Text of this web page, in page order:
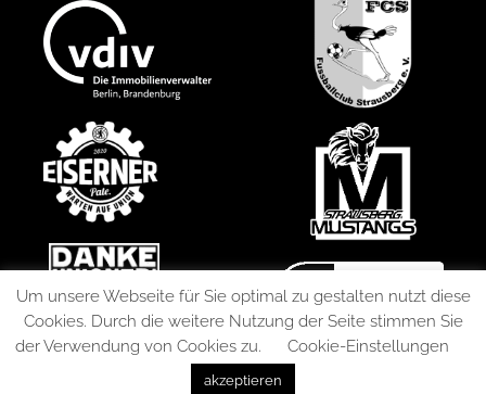
Um unsere Webseite für Sie optimal zu gestalten nutzt diese
Cookies. Durch die weitere Nutzung der Seite stimmen Sie
der Verwendung von Cookies zu.
Cookie-Einstellungen
akzeptieren